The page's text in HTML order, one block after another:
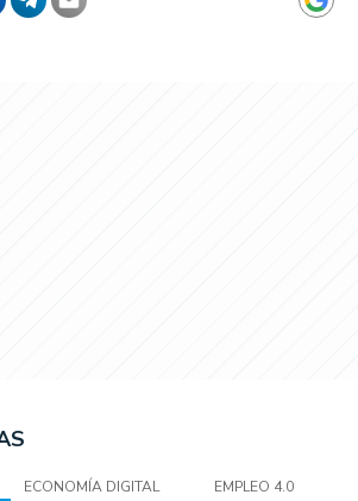
ECONOMÍA DIGITAL EMPLEO 4.0